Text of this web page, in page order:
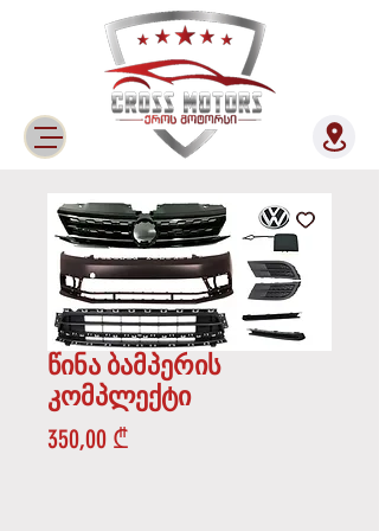
წინა ბამპერის
კომპლექტი
350,00 ₾